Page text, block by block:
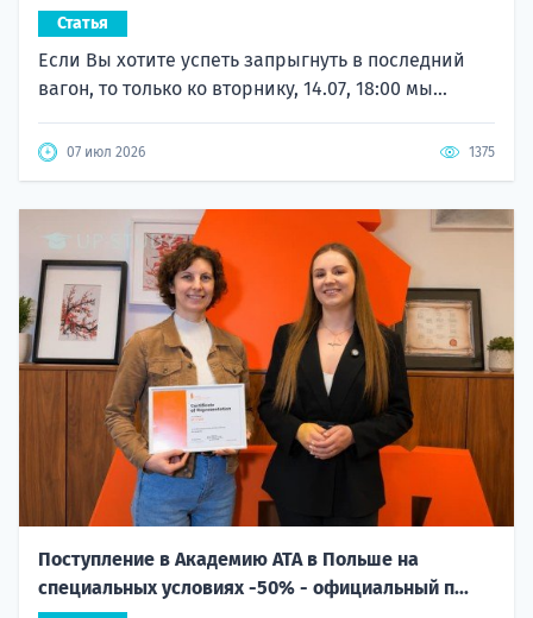
Статья
Если Вы хотите успеть запрыгнуть в последний
вагон, то только ко вторнику, 14.07, 18:00 мы...
07 июл 2026 1375
Поступление в Академию ATA в Польше на
специальных условиях -50% - официальный п...